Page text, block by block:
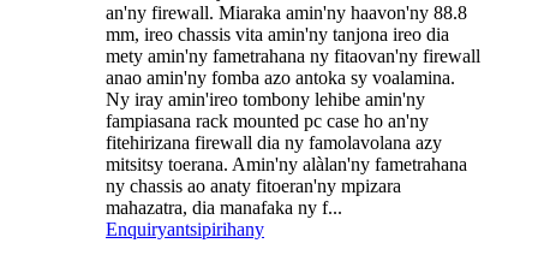
an'ny firewall. Miaraka amin'ny haavon'ny 88.8
mm, ireo chassis vita amin'ny tanjona ireo dia
mety amin'ny fametrahana ny fitaovan'ny firewall
anao amin'ny fomba azo antoka sy voalamina.
Ny iray amin'ireo tombony lehibe amin'ny
fampiasana rack mounted pc case ho an'ny
fitehirizana firewall dia ny famolavolana azy
mitsitsy toerana. Amin'ny alàlan'ny fametrahana
ny chassis ao anaty fitoeran'ny mpizara
mahazatra, dia manafaka ny f...
Enquiryantsipirihany